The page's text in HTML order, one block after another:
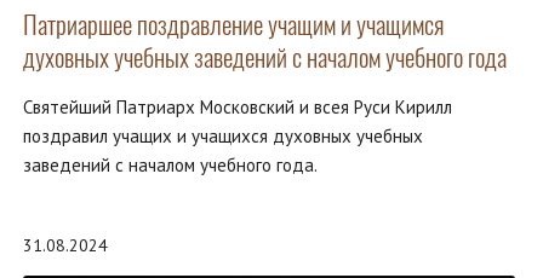
Патриаршее поздравление учащим и учащимся
духовных учебных заведений с началом учебного года
Святейший Патриарх Московский и всея Руси Кирилл
поздравил учащих и учащихся духовных учебных
заведений с началом учебного года.
31.08.2024